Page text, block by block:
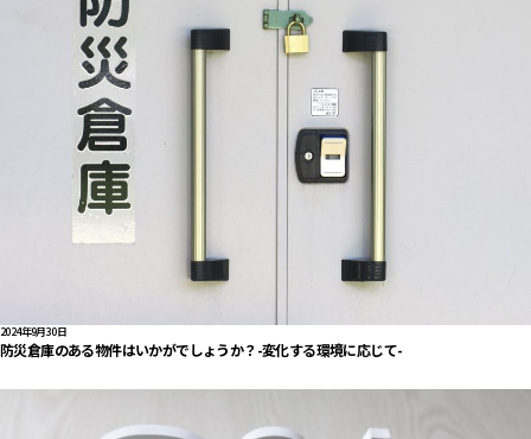
2024年9月30日
防災倉庫のある物件はいかがでしょうか？-変化する環境に応じて-